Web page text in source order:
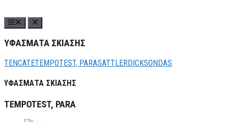
ΥΦΑΣΜΑΤΑ ΣΚΙΑΣΗΣ
TENCATETEMPOTEST, PARASATTLERDICKSONDAS
ΥΦΑΣΜΑΤΑ ΣΚΙΑΣΗΣ
TEMPOTEST, PARA